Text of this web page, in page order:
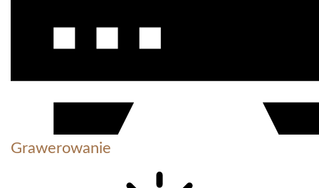
Grawerowanie